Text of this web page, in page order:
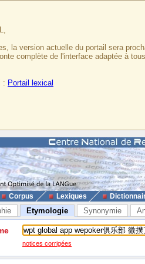
la version actuelle du portail sera
complète de l'interface adaptée à
: Portail lexical
Corpus Lexiques
Etymologie Synonymie
notices corrigées